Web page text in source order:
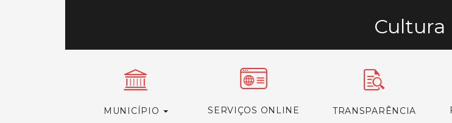
Cultura
MUNICÍPIO SERVIÇOS ONLINE TRANSPARÊNCIA